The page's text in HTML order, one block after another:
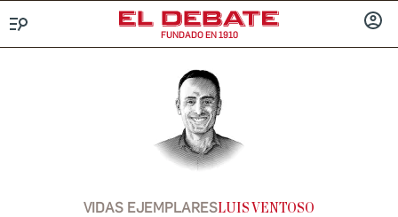
FUNDADO EN 1910
VIDAS EJEMPLARES LUIS VENTOSO